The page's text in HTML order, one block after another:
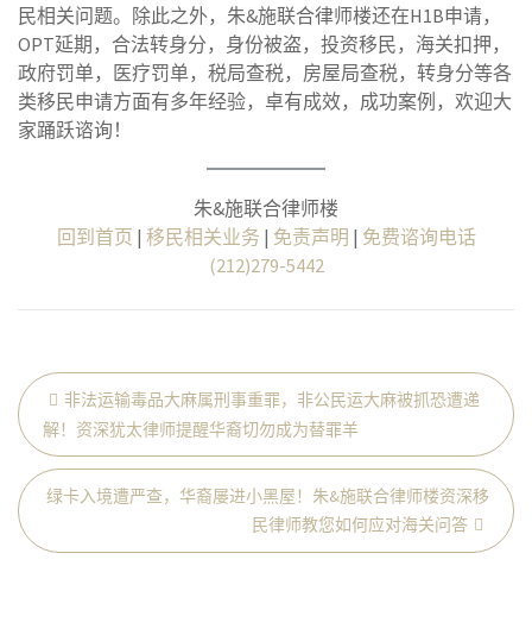
民相关问题。除此之外，朱&施联合律师楼还在H1B申请，
OPT延期，合法转身分，身份被盗，投资移民，海关扣押，
政府罚单，医疗罚单，税局查税，房屋局查税，转身分等各
类移民申请方面有多年经验，卓有成效，成功案例，欢迎大
家踊跃谘询！
朱&施联合律师楼
回到首页 | 移民相关业务 | 免责声明 | 免费谘询电话
(212)279-5442
文
章
导
航
非法运输毒品大麻属刑事重罪，非公民运大麻被抓恐遭递
解！资深犹太律师提醒华裔切勿成为替罪羊
绿卡入境遭严查，华裔屡进小黑屋！朱&施联合律师楼资深移
民律师教您如何应对海关问答